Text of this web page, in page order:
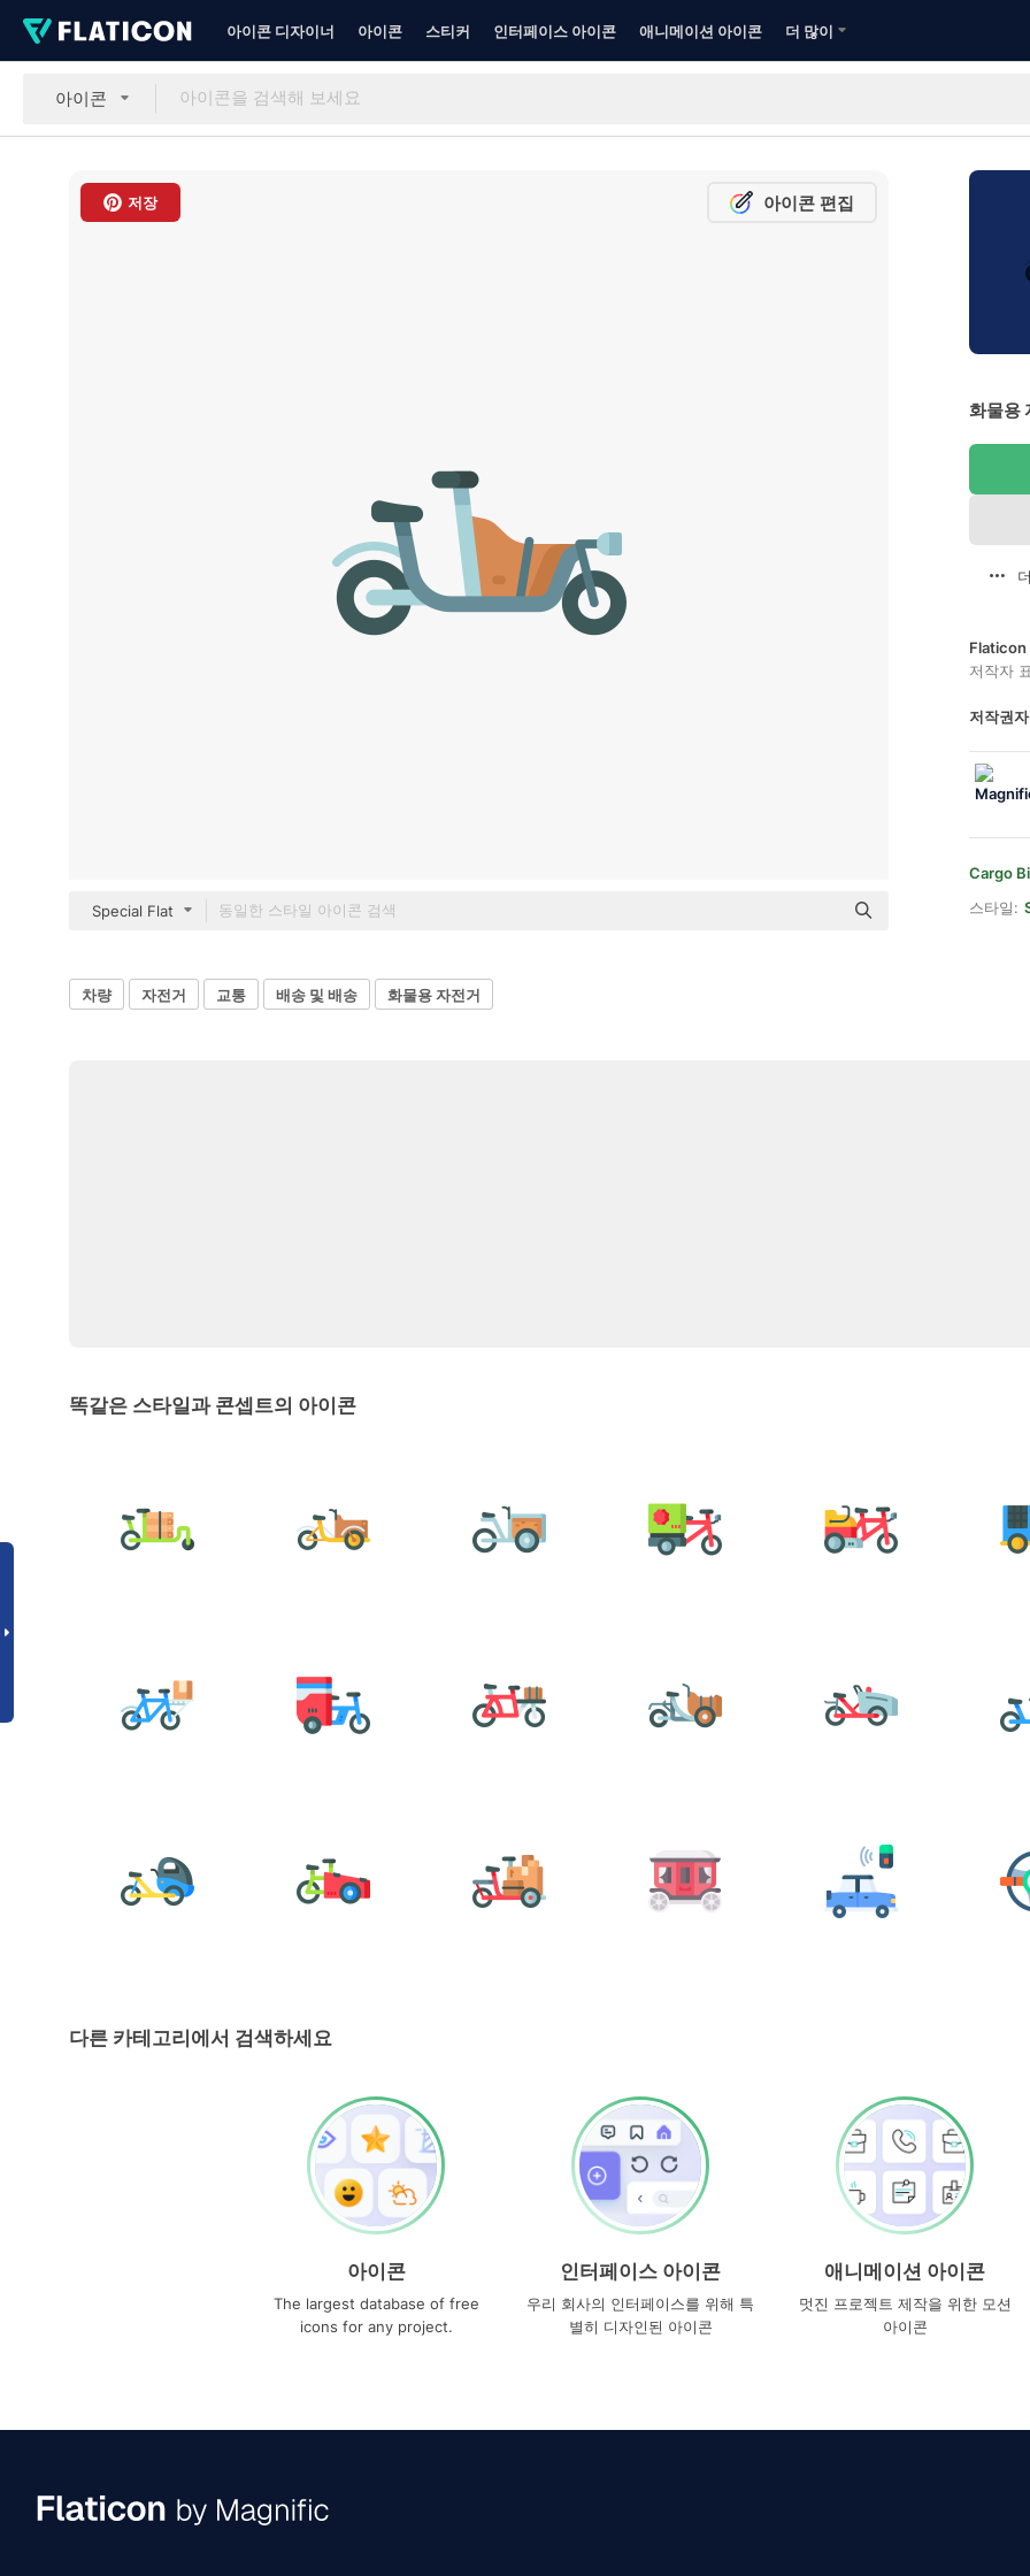
아이콘 디자이너 아이콘 스티커 인터페이스 아이콘 애니메이션 아이콘 더 많이
아이콘
저장 아이콘 편집
Special Flat
화물용
Flaticon
저작자
저작권
Cargo
스타일:
차량 자전거 교통 배송 및 배송 화물용 자전거
똑같은 스타일과 콘셉트의 아이콘
다른 카테고리에서 검색하세요
아이콘
The largest database of free
icons for any project.
인터페이스 아이콘
우리 회사의 인터페이스를 위해 특
별히 디자인된 아이콘
애니메이션 아이콘
멋진 프로젝트 제작을 위한 모션
아이콘